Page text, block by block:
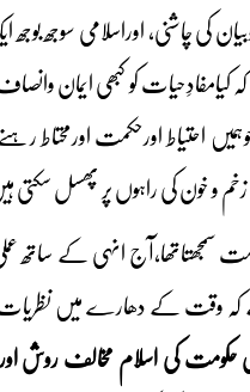
چاشنی، اوراسلامی سوجھ بوجھ
کو کبھی ایمان
احتیاط اورحکمت اورمحتاط
و خون کی راہوں پر پھسل سکتی
انہی کے ساتھ
ہے کہ وقت کے دھارے میں
حکومت کی اسلام مخالف روش